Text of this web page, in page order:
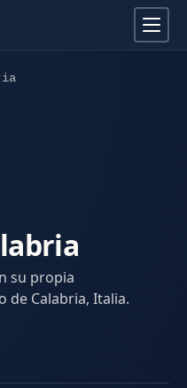
su propia
de Calabria, Italia.